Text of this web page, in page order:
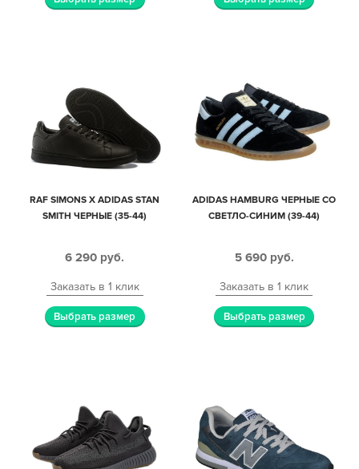
RAF SIMONS X ADIDAS STAN
SMITH ЧЕРНЫЕ (35-44)
6 290 руб.
Заказать в 1 клик
Выбрать размер
ADIDAS HAMBURG ЧЕРНЫЕ СО
СВЕТЛО-СИНИМ (39-44)
5 690 руб.
Заказать в 1 клик
Выбрать размер